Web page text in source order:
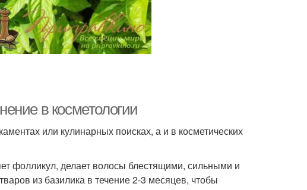
в косметологии
или кулинарных поисках, а и в косметических
фолликул, делает волосы блестящими, сильными и
из базилика в течение 2-3 месяцев, чтобы